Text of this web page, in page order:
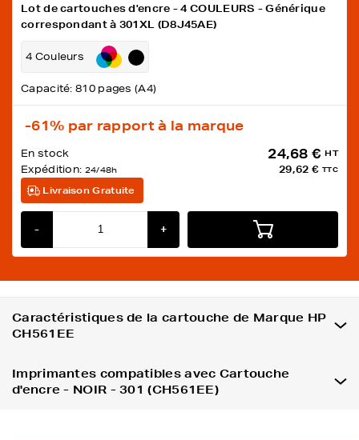
Lot de cartouches d'encre - 4 COULEURS - Générique
correspondant à 301XL (D8J45AE)
4 Couleurs
Capacité: 810 pages (A4)
-61% par rapport à la marque
En stock
Expédition: 24/48h
24,68 € HT
29,62 € TTC
Livraison Gratuite
- +
Caractéristiques de la cartouche de Marque HP
CH561EE
Imprimantes compatibles avec Cartouche
d'encre - NOIR - 301 (CH561EE)